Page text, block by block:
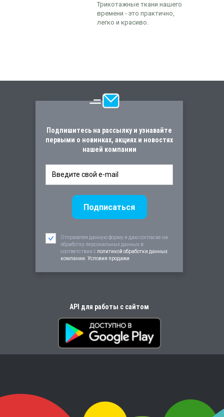
Трикотажные ткани нашего
времени - это практично,
легко и красиво.
Подпишитесь на рассылку и узнавайте
первыми о новинках, акциях и новостях
нашей компании
Отправляя данную форму я даю согласие на
обработку персональных данных в
соответствии c политикой обработки данных
компании. Условия продажи
API для работы с сайтом